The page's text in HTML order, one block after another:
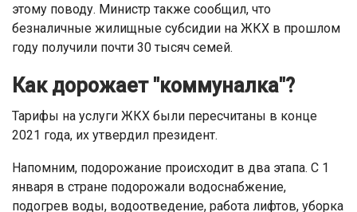
этому поводу. Министр также сообщил, что
безналичные жилищные субсидии на ЖКХ в прошлом
году получили почти 30 тысяч семей.
Как дорожает "коммуналка"?
Тарифы на услуги ЖКХ были пересчитаны в конце
2021 года, их утвердил президент.
Напомним, подорожание происходит в два этапа. С 1
января в стране подорожали водоснабжение,
подогрев воды, водоотведение, работа лифтов, уборка